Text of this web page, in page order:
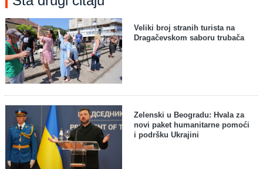
Veliki broj stranih turista na
Dragačevskom saboru trubača
Zelenski u Beogradu: Hvala za
novi paket humanitarne pomoći
i podršku Ukrajini